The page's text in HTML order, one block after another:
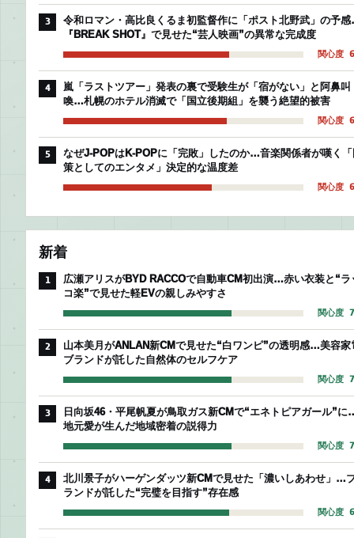
3
令和ロマン・高比良くるま初監督作に「ポスト北野武」の予
『BREAK SHOT』で見せた“芸人映画”の異常な完成度
関心度
4
嵐「ラストツアー」発表の裏で受験生が「宿がない」と阿鼻叫
喚…札幌のホテル消滅で「国立後期組」を襲う絶望的被害
関心度
5
なぜJ-POPはK-POPに「完敗」したのか…音楽関係者が嘆く
策としてのエンタメ」決定的な温度差
関心度
新着
1
広瀬アリスがBYD RACCOで自動車CM初出演…赤い衣装と“ラ
コ楽”で見せた軽EVの親しみやすさ
関心度
2
山本美月がANLAN新CMで見せた“白ワンピ”の透明感…美容家
ブランドが託した自然体のセルフケア
関心度
3
日向坂46・平尾帆夏が鳥取ガス新CMで“エネトピアガール”に
地元愛が生んだ地域密着の説得力
関心度
4
北川景子がハーゲンダッツ新CMで見せた「濃いしあわせ」…
ランドが託した“完璧を目指す”存在感
関心度